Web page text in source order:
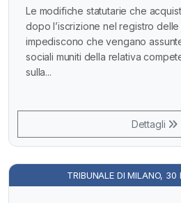
Le modifiche statutarie che
dopo l’iscrizione nel registro
impediscono che vengano
sociali muniti della relativa
sulla...
Dettagli
TRIBUNALE DI MILANO, 30